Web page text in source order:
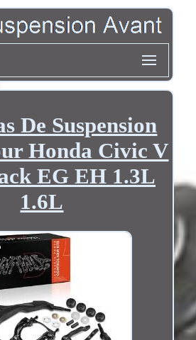
De Suspension
Honda Civic V
EG EH 1.3L
1.6L